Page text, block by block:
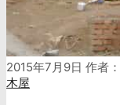
2015年7月9日 作者：
木屋